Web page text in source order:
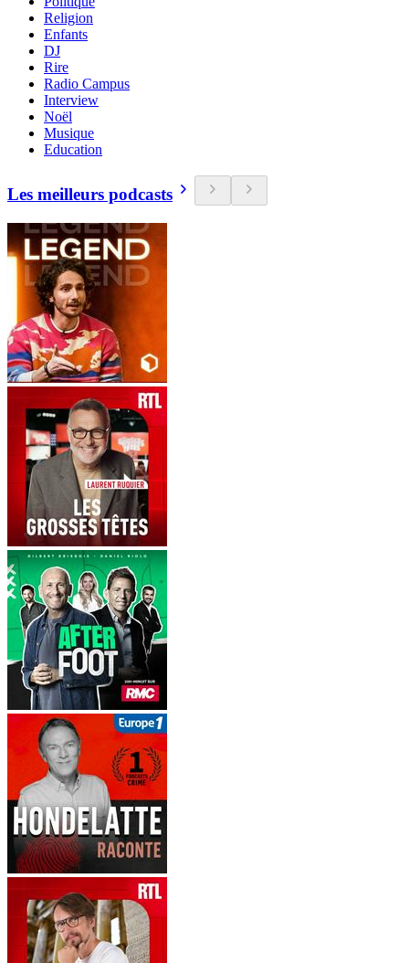
Religion
Enfants
DJ
Rire
Radio Campus
Interview
Noël
Musique
Education
Les meilleurs podcasts